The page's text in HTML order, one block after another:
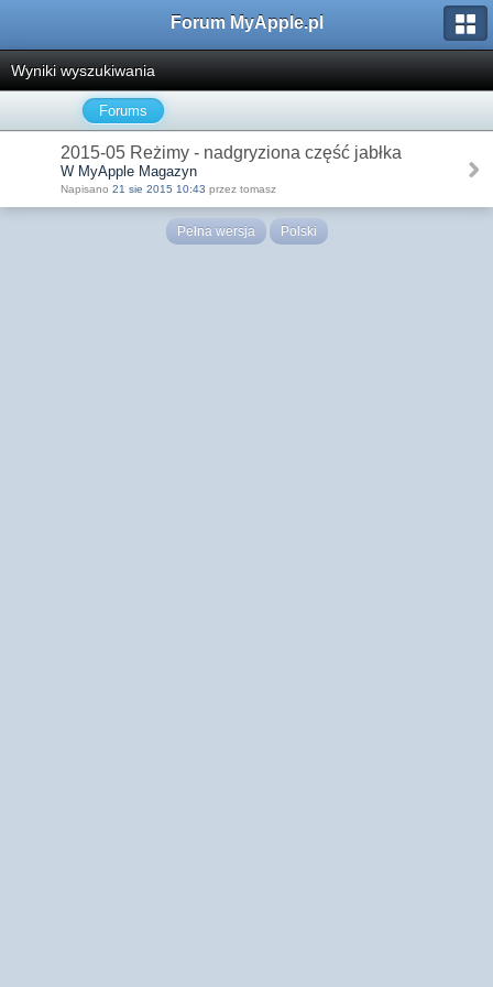
Forum MyApple.pl
Wyniki wyszukiwania
Forums
2015-05 Reżimy - nadgryziona część jabłka
W MyApple Magazyn
Napisano 21 sie 2015 10:43 przez tomasz
Pełna wersja Polski